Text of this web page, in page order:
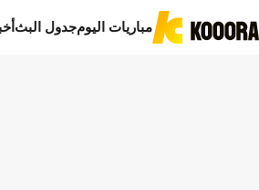
مباريات اليومجدول البث